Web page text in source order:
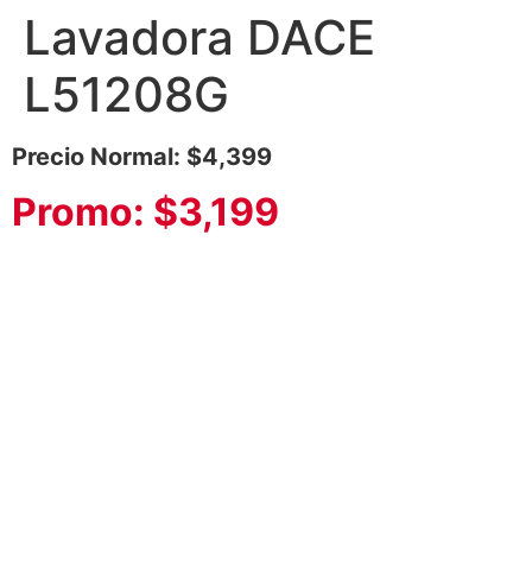
Lavadora DACE
L51208G
Precio Normal: $4,399
Promo: $3,199